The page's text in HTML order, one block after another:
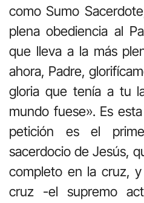
como Sumo
plena obediencia al
que lleva a la más
ahora, Padre,
gloria que tenía a tu
mundo fuese». Es
petición es el
sacerdocio de Jesús,
completo en la cruz,
cruz -el supremo